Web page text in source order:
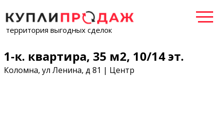
территория выгодных сделок
1-к. квартира, 35 м2, 10/14 эт.
Коломна, ул Ленина, д 81 | Центр